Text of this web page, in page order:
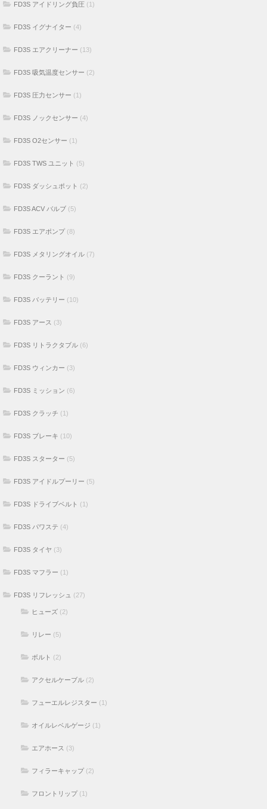
FD3S アイドリング負圧 (1)
FD3S イグナイター (4)
FD3S エアクリーナー (13)
FD3S 吸気温度センサー (2)
FD3S 圧力センサー (1)
FD3S ノックセンサー (4)
FD3S O2センサー (1)
FD3S TWS ユニット (5)
FD3S ダッシュポット (2)
FD3S ACV バルブ (5)
FD3S エアポンプ (8)
FD3S メタリングオイル (7)
FD3S クーラント (9)
FD3S バッテリー (10)
FD3S アース (3)
FD3S リトラクタブル (6)
FD3S ウィンカー (3)
FD3S ミッション (6)
FD3S クラッチ (1)
FD3S ブレーキ (10)
FD3S スターター (5)
FD3S アイドルプーリー (5)
FD3S ドライブベルト (1)
FD3S パワステ (4)
FD3S タイヤ (3)
FD3S マフラー (1)
FD3S リフレッシュ (27)
ヒューズ (2)
リレー (5)
ボルト (2)
アクセルケーブル (2)
フューエルレジスター (1)
オイルレベルゲージ (1)
エアホース (3)
フィラーキャップ (2)
フロントリップ (1)